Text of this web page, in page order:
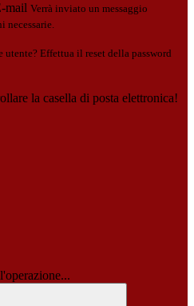
mail Verrà inviato un messaggio
necessarie.
utente? Effettua il reset della password
la casella di posta elettronica!